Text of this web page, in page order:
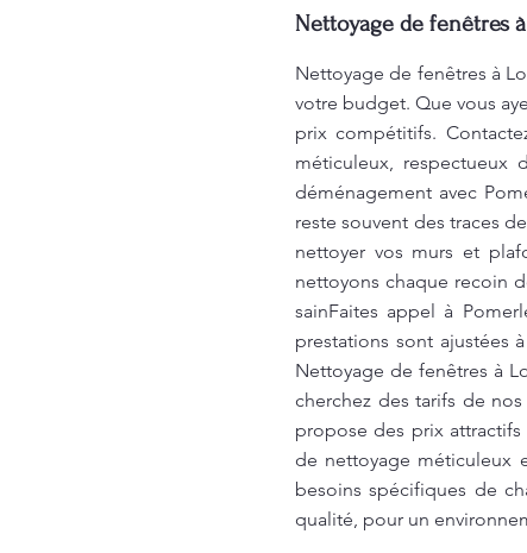
Nettoyage de fenêtres
Nettoyage de fenêtres à
votre budget. Que vous
prix compétitifs.
méticuleux, respectueux
déménagement avec
reste souvent des traces
nettoyer vos murs et
nettoyons chaque recoin
sainFaites appel à
prestations sont ajustées
Nettoyage de fenêtres à
cherchez des tarifs de
propose des prix
de nettoyage méticuleux
besoins spécifiques de
qualité, pour un